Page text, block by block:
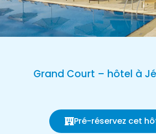
Grand Court – hôtel à
Pré-réservez cet